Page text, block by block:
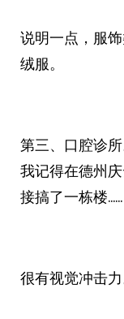
说明一点，服
绒服。
第三、口腔诊
我记得在德州
接搞了一栋楼……
很有视觉冲击力